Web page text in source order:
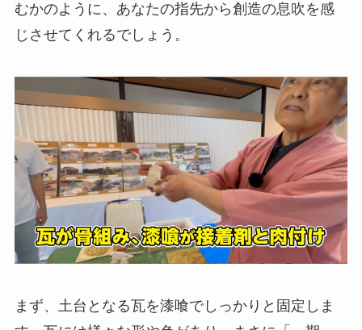
むかのように、あなたの指先から創造の息吹を感
じさせてくれるでしょう。
まず、土台となる瓦を漆喰でしっかりと固定しま